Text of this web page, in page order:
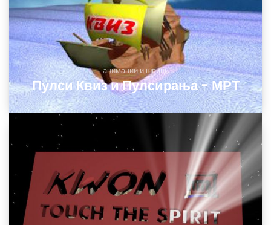
анимации и шпици
Пулси Квиз и Пулсирања - МРТ